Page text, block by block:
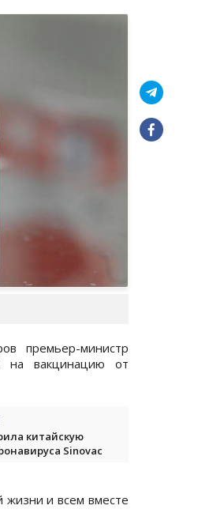
премьер-министр
на вакцинацию от
китайскую
Sinovac
жизни и всем вместе